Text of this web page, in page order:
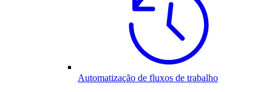
Automatização de fluxos de trabalho